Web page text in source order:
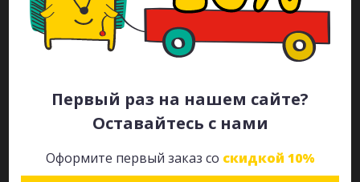
Первый раз на нашем сайте?
Оставайтесь с нами
Оформите первый заказ со скидкой 10%
Каталог
Будьте всегда в курсе!